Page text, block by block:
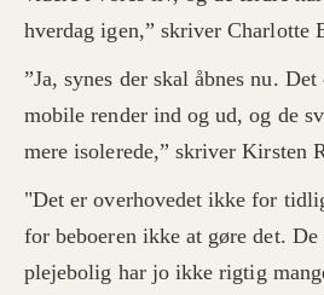
hverdag igen,” skriver Charlotte
”Ja, synes der skal åbnes nu.
mobile render ind og ud, og de
mere isolerede,” skriver Kirsten
"Det er overhovedet ikke for
for beboeren ikke at gøre det.
plejebolig har jo ikke rigtig